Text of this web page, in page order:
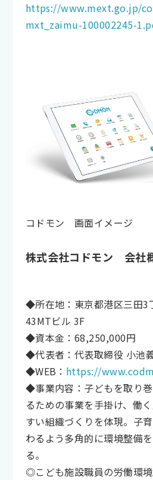
https://www.mext.go.jp/
mxt_zaimu-100002245-
コドモン 画面イメージ
株式会社コドモン 会社
◆所在地：東京都港区三田3
43MTビル 3F
◆資本金：68,250,000円
◆代表者：代表取締役 小池
◆WEB： https://
◆事業内容：子どもを取り
るための事業を手掛け、働
すい組織づくりを体現。子
わるよう多角的に環境整備
る。
◎こども施設職員の労働環